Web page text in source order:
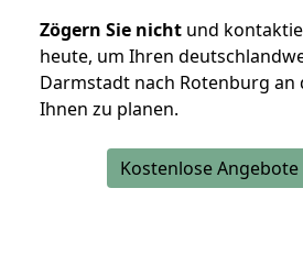
Zögern Sie nicht und
heute, um Ihren
Darmstadt nach Rotenburg an
Ihnen zu planen.
Kostenlose